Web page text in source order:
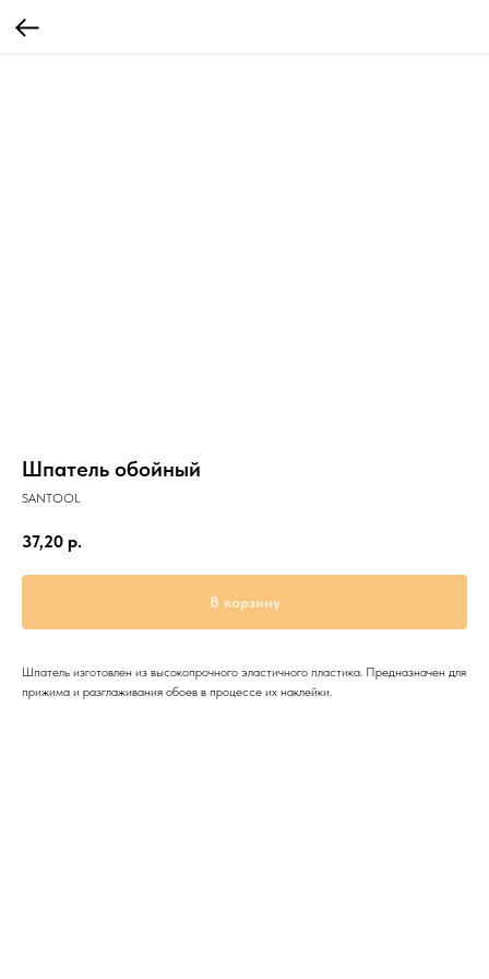
Шпатель обойный
SANTOOL
37,20 р.
В корзину
Шпатель изготовлен из высокопрочного эластичного пластика. Предназначен для
прижима и разглаживания обоев в процессе их наклейки.